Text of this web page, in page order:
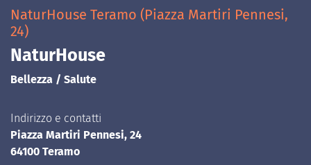
NaturHouse Teramo (Piazza Martiri Pennesi,
24)
NaturHouse
Bellezza / Salute
Indirizzo e contatti
Piazza Martiri Pennesi, 24
64100 Teramo